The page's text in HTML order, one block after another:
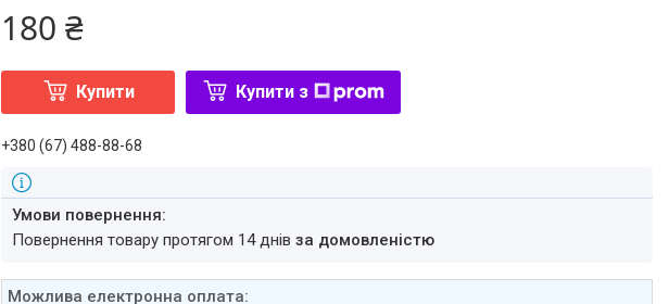
180 ₴
Купити Купити з
+380 (67) 488-88-68
повернення товару протягом 14 днівза домовленістю